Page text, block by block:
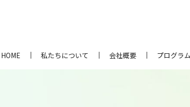
HOME 私たちについて 会社概要 プログラ